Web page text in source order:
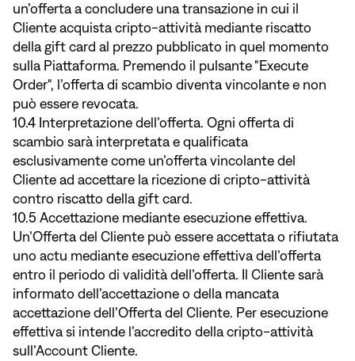
un’offerta a concludere una transazione in cui il
Cliente acquista cripto-attività mediante riscatto
della gift card al prezzo pubblicato in quel momento
sulla Piattaforma. Premendo il pulsante "Execute
Order", l’offerta di scambio diventa vincolante e non
può essere revocata.
10.4 Interpretazione dell’offerta. Ogni offerta di
scambio sarà interpretata e qualificata
esclusivamente come un’offerta vincolante del
Cliente ad accettare la ricezione di cripto-attività
contro riscatto della gift card.
10.5 Accettazione mediante esecuzione effettiva.
Un’Offerta del Cliente può essere accettata o rifiutata
uno actu mediante esecuzione effettiva dell’offerta
entro il periodo di validità dell’offerta. Il Cliente sarà
informato dell’accettazione o della mancata
accettazione dell’Offerta del Cliente. Per esecuzione
effettiva si intende l’accredito della cripto-attività
sull’Account Cliente.